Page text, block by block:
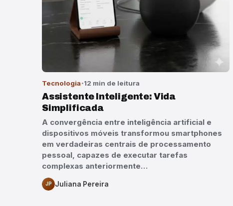
Tecnologia 12 min de leitura
Assistente Inteligente: Vida
Simplificada
A convergência entre inteligência artificial e
dispositivos móveis transformou smartphones
em verdadeiras centrais de processamento
pessoal, capazes de executar tarefas
complexas anteriormente…
JP Juliana Pereira